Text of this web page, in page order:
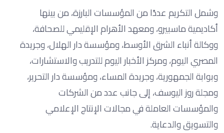
وشمل التكريم عددًا من المؤسسات البارزة، من بينها
أكاديمية ماسبيرو، ومعهد الأهرام الإقليمي للصحافة،
ووكالة أنباء الشرق الأوسط، ومؤسسة دار الهلال، وجريدة
المصري اليوم، ومركز الأخبار اليوم للتدريب والاستشارات،
وبوابة الجمهورية، وجريدة المساء، ومؤسسة دار التحرير،
ومجلة روز اليوسف، إلى جانب عدد من الشركات
والمؤسسات العاملة في مجالات الإنتاج الإعلامي
والتسويق والدعاية.